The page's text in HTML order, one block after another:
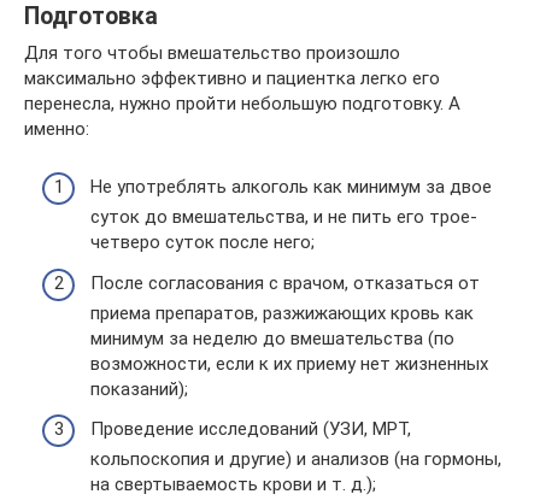
Подготовка
Для того чтобы вмешательство произошло
максимально эффективно и пациентка легко его
перенесла, нужно пройти небольшую подготовку. А
именно:
Не употреблять алкоголь как минимум за двое
суток до вмешательства, и не пить его трое-
четверо суток после него;
После согласования с врачом, отказаться от
приема препаратов, разжижающих кровь как
минимум за неделю до вмешательства (по
возможности, если к их приему нет жизненных
показаний);
Проведение исследований (УЗИ, МРТ,
кольпоскопия и другие) и анализов (на гормоны,
на свертываемость крови и т. д.);